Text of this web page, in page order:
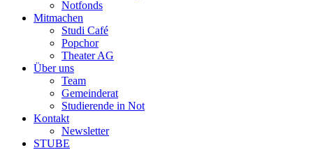
Notfonds
Mitmachen
Studi Café
Popchor
Theater AG
Über uns
Team
Gemeinderat
Studierende in Not
Kontakt
Newsletter
STUBE